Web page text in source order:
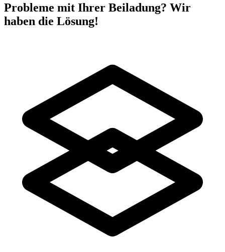
Probleme mit Ihrer Beiladung? Wir
haben die Lösung!